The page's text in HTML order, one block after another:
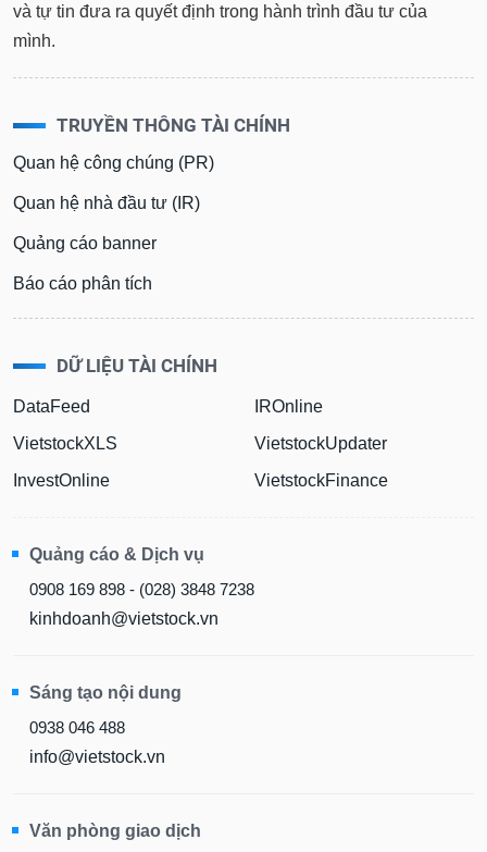
và tự tin đưa ra quyết định trong hành trình đầu tư của
mình.
TRUYỀN THÔNG TÀI CHÍNH
Quan hệ công chúng (PR)
Quan hệ nhà đầu tư (IR)
Quảng cáo banner
Báo cáo phân tích
DỮ LIỆU TÀI CHÍNH
DataFeed
VietstockXLS
InvestOnline
IROnline
VietstockUpdater
VietstockFinance
Quảng cáo & Dịch vụ
0908 169 898 - (028) 3848 7238
kinhdoanh@vietstock.vn
Sáng tạo nội dung
0938 046 488
info@vietstock.vn
Văn phòng giao dịch